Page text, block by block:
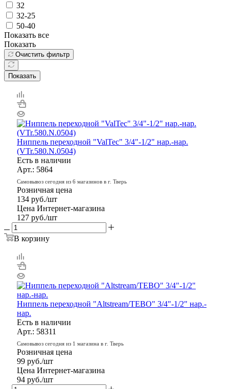
32
32-25
50-40
Показать все
Показать
Очистить фильтр
Показать
Ниппель переходной "ValTec" 3/4"-1/2" нар.-нар.
(VTr.580.N.0504)
Есть в наличии
Арт.: 5864
Самовывоз сегодня из 6 магазинов в г. Тверь
Розничная цена
134 руб./шт
Цена Интернет-магазина
127 руб./шт
В корзину
Ниппель переходной "Altstream/TEBO" 3/4"-1/2" нар.-
нар.
Есть в наличии
Арт.: 58311
Самовывоз сегодня из 1 магазина в г. Тверь
Розничная цена
99 руб./шт
Цена Интернет-магазина
94 руб./шт